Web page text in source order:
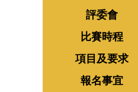
評委會
比賽時程
項目及要求
報名事宜